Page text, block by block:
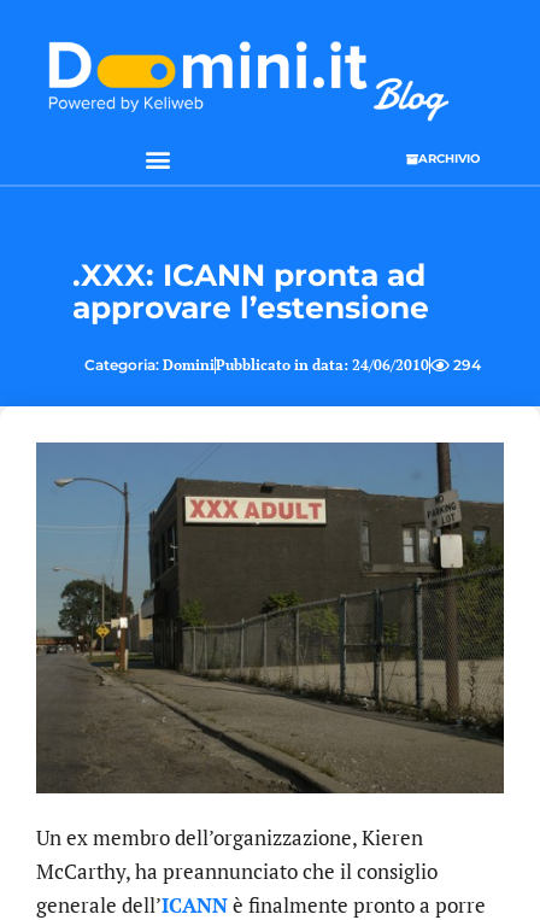
ARCHIVIO
.XXX: ICANN pronta ad
approvare l’estensione
Categoria: DominiPubblicato in data: 24/06/2010 294
Un ex membro dell’organizzazione, Kieren
McCarthy, ha preannunciato che il consiglio
generale dell’ICANNè finalmente pronto a porre